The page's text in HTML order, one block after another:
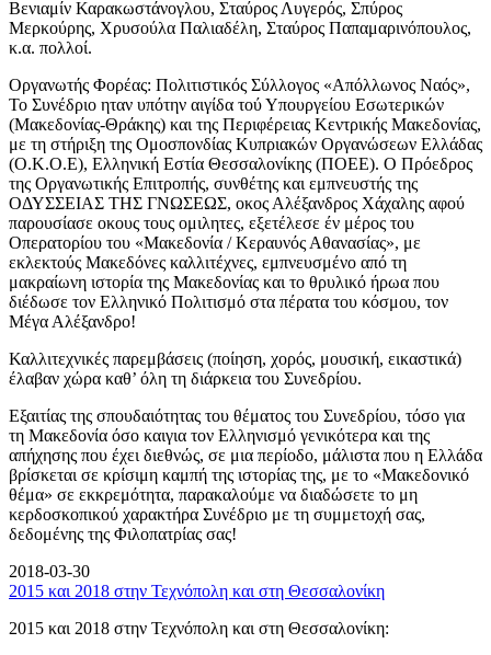
Βενιαμίν Καρακωστάνογλου, Σταύρος Λυγερός, Σπύρος
Μερκούρης, Χρυσούλα Παλιαδέλη, Σταύρος Παπαμαρινόπουλος,
κ.α. πολλοί.
Οργανωτής Φορέας: Πολιτιστικός Σύλλογος «Απόλλωνος Ναός»,
Το Συνέδριο ηταν υπότην αιγίδα τού Υπουργείου Εσωτερικών
(Μακεδονίας-Θράκης) και της Περιφέρειας Κεντρικής Μακεδονίας,
με τη στήριξη της Ομοσπονδίας Κυπριακών Οργανώσεων Ελλάδας
(Ο.Κ.Ο.Ε), Ελληνική Εστία Θεσσαλονίκης (ΠΟΕΕ). Ο Πρόεδρος
της Οργανωτικής Επιτροπής, συνθέτης και εμπνευστής της
ΟΔΥΣΣΕΙΑΣ ΤΗΣ ΓΝΩΣΕΩΣ, οκος Αλέξανδρος Χάχαλης αφού
παρουσίασε οκους τους ομιλητες, εξετέλεσε έν μέρος του
Οπερατορίου του «Μακεδονία / Κεραυνός Αθανασίας», με
εκλεκτούς Μακεδόνες καλλιτέχνες, εμπνευσμένο από τη
μακραίωνη ιστορία της Μακεδονίας και το θρυλικό ήρωα που
διέδωσε τον Ελληνικό Πολιτισμό στα πέρατα του κόσμου, τον
Μέγα Αλέξανδρο!
Καλλιτεχνικές παρεμβάσεις (ποίηση, χορός, μουσική, εικαστικά)
έλαβαν χώρα καθ’ όλη τη διάρκεια του Συνεδρίου.
Εξαιτίας της σπουδαιότητας του θέματος του Συνεδρίου, τόσο για
τη Μακεδονία όσο καιγια τον Ελληνισμό γενικότερα και της
απήχησης που έχει διεθνώς, σε μια περίοδο, μάλιστα που η Ελλάδα
βρίσκεται σε κρίσιμη καμπή της ιστορίας της, με το «Μακεδονικό
θέμα» σε εκκρεμότητα, παρακαλούμε να διαδώσετε το μη
κερδοσκοπικού χαρακτήρα Συνέδριο με τη συμμετοχή σας,
δεδομένης της Φιλοπατρίας σας!
2018-03-30
2015 και 2018 στην Τεχνόπολη και στη Θεσσαλονίκη
2015 και 2018 στην Τεχνόπολη και στη Θεσσαλονίκη: